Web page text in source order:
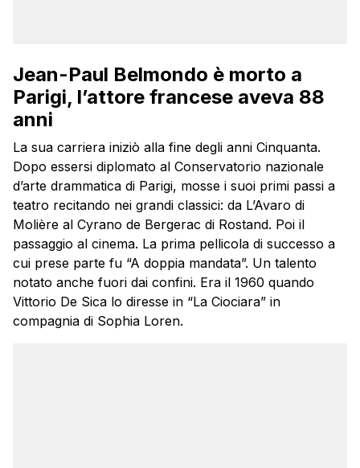
Jean-Paul Belmondo è morto a
Parigi, l’attore francese aveva 88
anni
La sua carriera iniziò alla fine degli anni Cinquanta.
Dopo essersi diplomato al Conservatorio nazionale
d’arte drammatica di Parigi, mosse i suoi primi passi a
teatro recitando nei grandi classici: da L’Avaro di
Molière al Cyrano de Bergerac di Rostand. Poi il
passaggio al cinema. La prima pellicola di successo a
cui prese parte fu “A doppia mandata”. Un talento
notato anche fuori dai confini. Era il 1960 quando
Vittorio De Sica lo diresse in “La Ciociara” in
compagnia di Sophia Loren.